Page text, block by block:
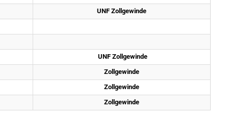
UNF Zollgewinde
UNF Zollgewinde
Zollgewinde
Zollgewinde
Zollgewinde